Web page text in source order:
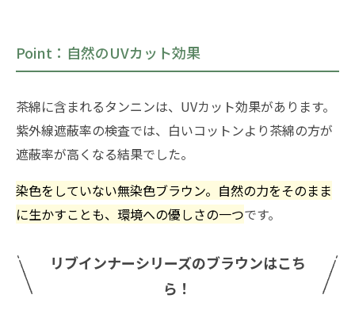
Point：自然のUVカット効果
茶綿に含まれるタンニンは、UVカット効果があります。
紫外線遮蔽率の検査では、白いコットンより茶綿の方が
遮蔽率が高くなる結果でした。
染色をしていない無染色ブラウン。自然の力をそのまま
に生かすことも、環境への優しさの一つです。
リブインナーシリーズのブラウンはこち
ら！